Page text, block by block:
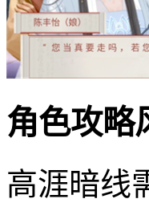
角色攻略
高涯暗线